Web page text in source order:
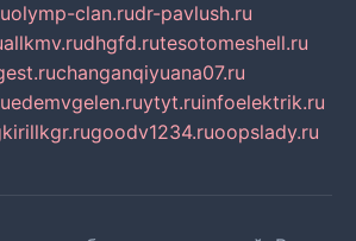
olymp-clan.rudr-pavlush.ru
allkmv.rudhgfd.rutesotomeshell.ru
changanqiyuana07.ru
edemvgelen.ruytyt.ruinfoelektrik.ru
kirillkgr.rugoodv1234.ruoopslady.ru